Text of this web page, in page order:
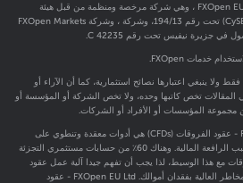
، وشركة FXOpen EU Ltd ، وهي شركة مرخصة ومنظمة من قبل هيئة
الأوراق المالية والبورصات القبرصية (CySEC) تحت رقم 194/13، وشركة ، وشركة FXOpen Markets
ولا ينبغي اعتبارها نصائح استثمارية، كما أن الآراء أو
المقالات تخص كاتبها وحده، ولا تخص الشركة أو المؤسسة أو
مجموعة المؤسسات أو الأفراد أو الشركات.
FXOpen Ltd - عقود الفروقات (CFDs) هي أدوات معقدة وتنطوي على
مخاطر عالية بفقدان الأموال بسرعة بسبب الرافعة المالية. وهناك 60٪ من حسابات مستثمري التجزئة
مع هذا الوسيط، لذا يجب أن تفهم جيدا آلية عمل عقود
الفروقات وما إذا كنت تستطيع تحمل المخاطر العالية بفقدان أموالك. FXOpen EU Ltd - عقود